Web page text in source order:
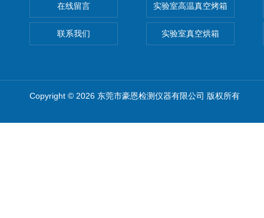
在线留言
联系我们
实验室高温真空烤箱
实验室真空烘箱
Copyright © 2026 东莞市豪恩检测仪器有限公司 版权所有